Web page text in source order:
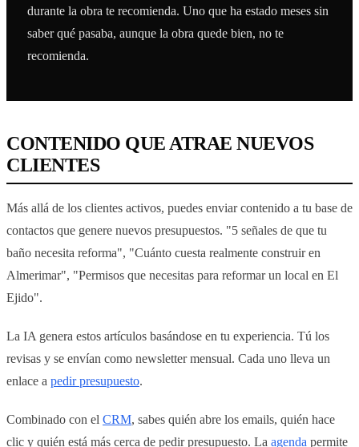
durante la obra te recomienda. Uno que ha estado meses sin
saber qué pasaba, aunque la obra quede bien, no te
recomienda.
CONTENIDO QUE ATRAE NUEVOS
CLIENTES
Más allá de los clientes activos, puedes enviar contenido a tu base de
contactos que genere nuevos presupuestos. "5 señales de que tu
baño necesita reforma", "Cuánto cuesta realmente construir en
Almerimar", "Permisos que necesitas para reformar un local en El
Ejido".
La IA genera estos artículos basándose en tu experiencia. Tú los
revisas y se envían como newsletter mensual. Cada uno lleva un
enlace a pedir presupuesto.
Combinado con el CRM, sabes quién abre los emails, quién hace
clic y quién está más cerca de pedir presupuesto. La agenda permite